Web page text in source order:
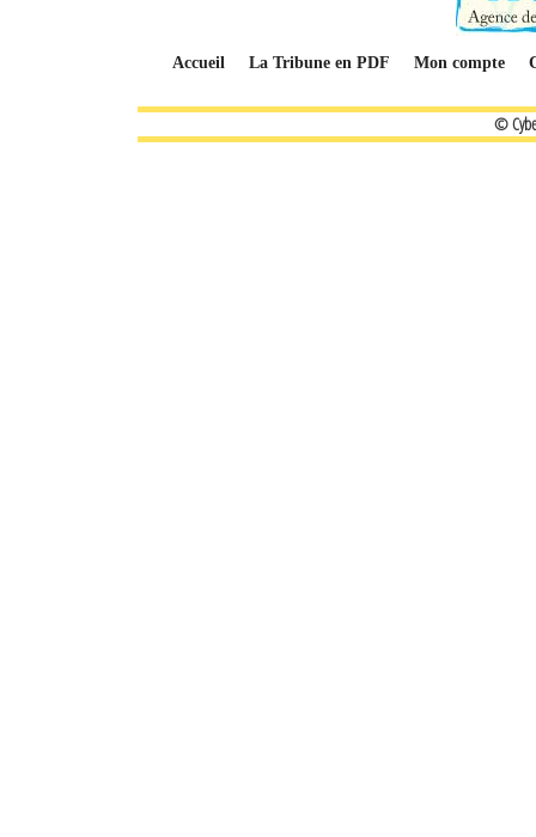
Accueil La Tribune en PDF Mon compte
©